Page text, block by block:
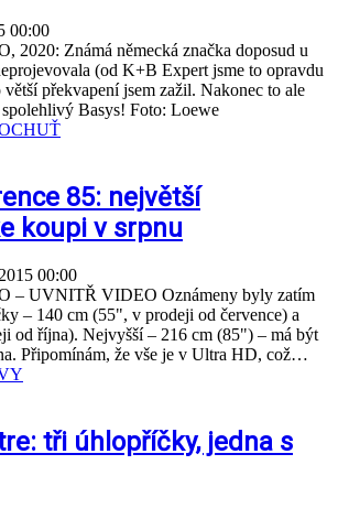
00:00
Známá německá značka doposud u
(od K+B Expert jsme to opravdu
překvapení jsem zažil. Nakonec to ale
Basys! Foto: Loewe
85: největší
koupi v srpnu
00:00
UVNITŘ VIDEO Oznámeny byly zatím
– 140 cm (55", v prodeji od července) a
od října). Nejvyšší – 216 cm (85") – má být
Připomínám, že vše je v Ultra HD, což…
tři úhlopříčky, jedna s